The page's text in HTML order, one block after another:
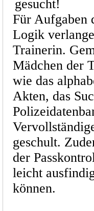
Für Aufgaben
Logik
Trainerin.
Mädchen der
wie das
Akten, das
geschult.
der
leicht
können.